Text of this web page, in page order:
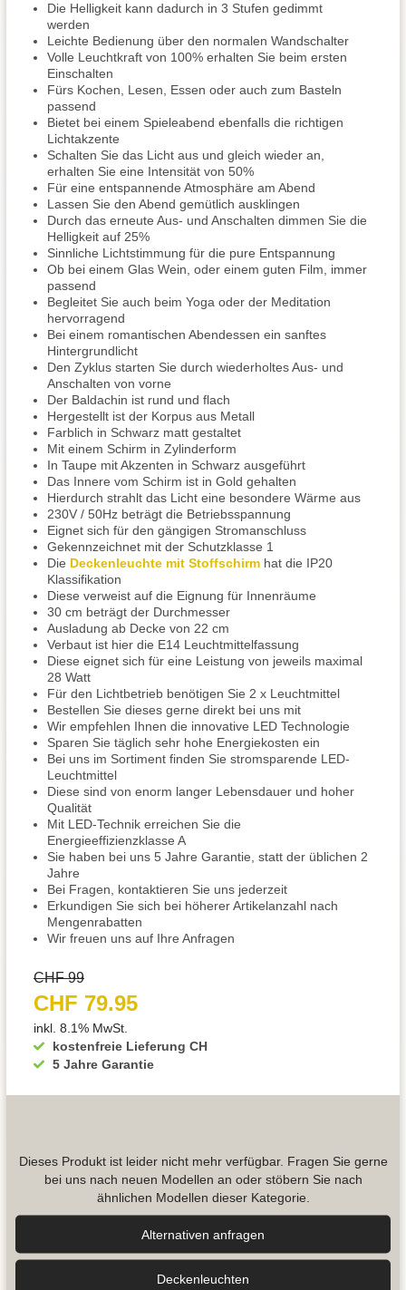
Die Helligkeit kann dadurch in 3 Stufen gedimmt
werden
Leichte Bedienung über den normalen Wandschalter
Volle Leuchtkraft von 100% erhalten Sie beim ersten
Einschalten
Fürs Kochen, Lesen, Essen oder auch zum Basteln
passend
Bietet bei einem Spieleabend ebenfalls die richtigen
Lichtakzente
Schalten Sie das Licht aus und gleich wieder an,
erhalten Sie eine Intensität von 50%
Für eine entspannende Atmosphäre am Abend
Lassen Sie den Abend gemütlich ausklingen
Durch das erneute Aus- und Anschalten dimmen Sie die
Helligkeit auf 25%
Sinnliche Lichtstimmung für die pure Entspannung
Ob bei einem Glas Wein, oder einem guten Film, immer
passend
Begleitet Sie auch beim Yoga oder der Meditation
hervorragend
Bei einem romantischen Abendessen ein sanftes
Hintergrundlicht
Den Zyklus starten Sie durch wiederholtes Aus- und
Anschalten von vorne
Der Baldachin ist rund und flach
Hergestellt ist der Korpus aus Metall
Farblich in Schwarz matt gestaltet
Mit einem Schirm in Zylinderform
In Taupe mit Akzenten in Schwarz ausgeführt
Das Innere vom Schirm ist in Gold gehalten
Hierdurch strahlt das Licht eine besondere Wärme aus
230V / 50Hz beträgt die Betriebsspannung
Eignet sich für den gängigen Stromanschluss
Gekennzeichnet mit der Schutzklasse 1
Die Deckenleuchte mit Stoffschirm hat die IP20
Klassifikation
Diese verweist auf die Eignung für Innenräume
30 cm beträgt der Durchmesser
Ausladung ab Decke von 22 cm
Verbaut ist hier die E14 Leuchtmittelfassung
Diese eignet sich für eine Leistung von jeweils maximal
28 Watt
Für den Lichtbetrieb benötigen Sie 2 x Leuchtmittel
Bestellen Sie dieses gerne direkt bei uns mit
Wir empfehlen Ihnen die innovative LED Technologie
Sparen Sie täglich sehr hohe Energiekosten ein
Bei uns im Sortiment finden Sie stromsparende LED-
Leuchtmittel
Diese sind von enorm langer Lebensdauer und hoher
Qualität
Mit LED-Technik erreichen Sie die
Energieeffizienzklasse A
Sie haben bei uns 5 Jahre Garantie, statt der üblichen 2
Jahre
Bei Fragen, kontaktieren Sie uns jederzeit
Erkundigen Sie sich bei höherer Artikelanzahl nach
Mengenrabatten
Wir freuen uns auf Ihre Anfragen
kostenfreie Lieferung CH
5 Jahre Garantie
CHF 99
CHF 79.95
inkl. 8.1% MwSt.
Dieses Produkt ist leider nicht mehr verfügbar. Fragen Sie gerne
bei uns nach neuen Modellen an oder stöbern Sie nach
ähnlichen Modellen dieser Kategorie.
Alternativen anfragen
Decken­leuchten